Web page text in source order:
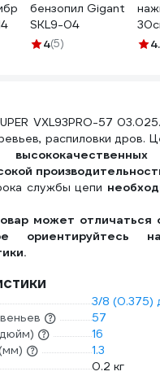
бензопил Gigant
SKL9-04
4(5)
VXL93PRO-57
распиловки дров.
службы цепи
может отличаться
ориентируйтесь
3/8 (0.375)
57
16
1.3
0.2 кг